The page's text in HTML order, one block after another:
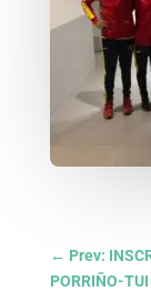
← Prev:
PORRIÑO-